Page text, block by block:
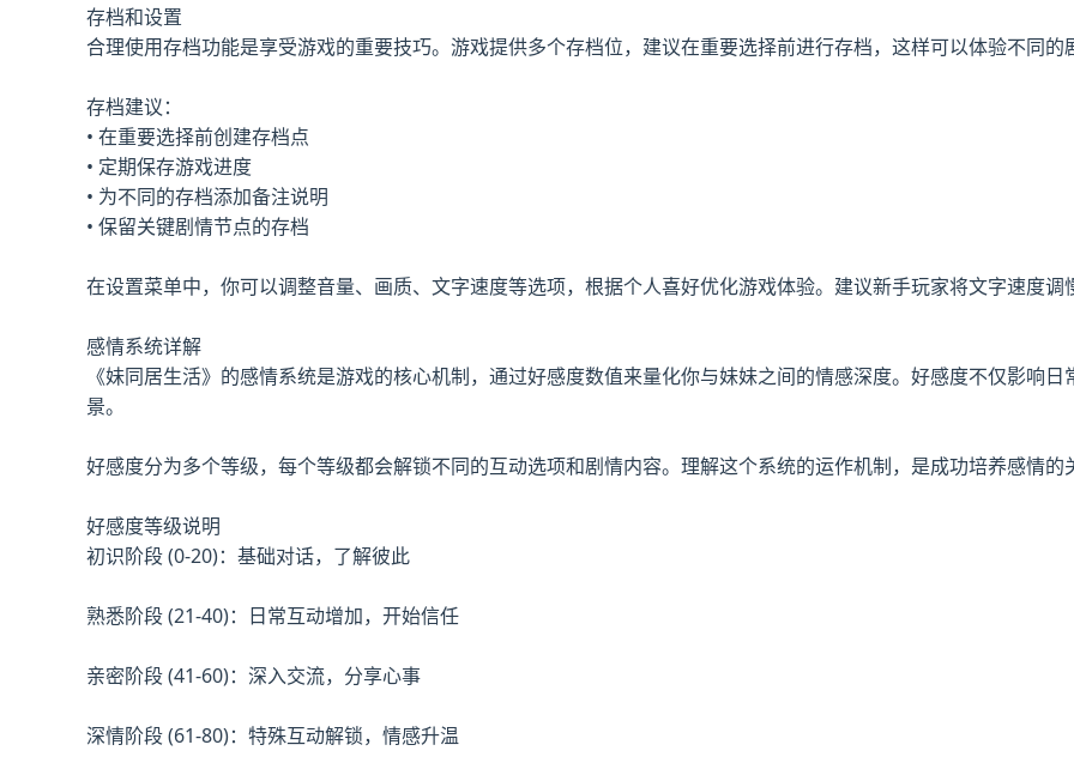
存档和设置
合理使用存档功能是享受游戏的重要技巧。游戏提供多个存档位，建议在重要选择前进行存档，这样可以体验不同的
存档建议：
• 在重要选择前创建存档点
• 定期保存游戏进度
• 为不同的存档添加备注说明
• 保留关键剧情节点的存档
在设置菜单中，你可以调整音量、画质、文字速度等选项，根据个人喜好优化游戏体验。建议新手玩家将文字速度调
感情系统详解
《妹同居生活》的感情系统是游戏的核心机制，通过好感度数值来量化你与妹妹之间的情感深度。好感度不仅影响
景。
好感度分为多个等级，每个等级都会解锁不同的互动选项和剧情内容。理解这个系统的运作机制，是成功培养感情的
好感度等级说明
初识阶段 (0-20)：基础对话，了解彼此
熟悉阶段 (21-40)：日常互动增加，开始信任
亲密阶段 (41-60)：深入交流，分享心事
深情阶段 (61-80)：特殊互动解锁，情感升温